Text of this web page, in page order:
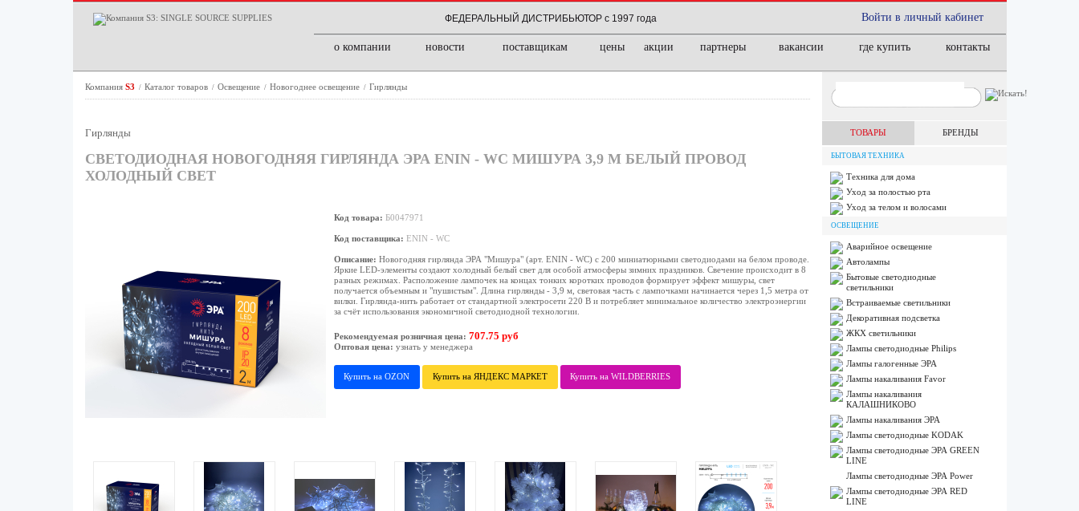
Войти в личный кабинет
ФЕДЕРАЛЬНЫЙ ДИСТРИБЬЮТОР с 1997 года
о компании новости поставщикам цены акции партнеры вакансии где купить контакты
Компания S3 / Каталог товаров / Освещение / Новогоднее освещение / Гирлянды
Гирлянды
СВЕТОДИОДНАЯ НОВОГОДНЯЯ ГИРЛЯНДА ЭРА ENIN - WC МИШУРА 3,9 М БЕЛЫЙ ПРОВОД
ХОЛОДНЫЙ СВЕТ
Код товара: Б0047971
Код поставщика: ENIN - WC
Описание: Новогодняя гирлянда ЭРА "Мишура" (арт. ENIN - WС) с 200 миниатюрными светодиодами на белом проводе.
Яркие LED-элементы создают холодный белый свет для особой атмосферы зимних праздников. Свечение происходит в 8
разных режимах. Расположение лампочек на концах тонких коротких проводов формирует эффект мишуры, свет
получается объемным и "пушистым". Длина гирлянды - 3,9 м, световая часть с лампочками начинается через 1,5 метра от
вилки. Гирлянда-нить работает от стандартной электросети 220 В и потребляет минимальное количество электроэнергии
за счёт использования экономичной светодиодной технологии.
Рекомендуемая розничная цена: 707.75 руб
Оптовая цена: узнать у менеджера
Купить на OZON Купить на ЯНДЕКС МАРКЕТ Купить на WILDBERRIES
ТОВАРЫ БРЕНДЫ
БЫТОВАЯ ТЕХНИКА
Техника для дома
Уход за полостью рта
Уход за телом и волосами
ОСВЕЩЕНИЕ
Аварийное освещение
Автолампы
Бытовые светодиодные
светильники
Встраиваемые светильники
Декоративная подсветка
ЖКХ светильники
Лампы cветодиодные Philips
Лампы галогенные ЭРА
Лампы накаливания Favor
Лампы накаливания
КАЛАШНИКОВО
Лампы накаливания ЭРА
Лампы светодиодные KODAK
Лампы светодиодные ЭРА GREEN
LINE
Лампы светодиодные ЭРА Power
Лампы светодиодные ЭРА RED
LINE